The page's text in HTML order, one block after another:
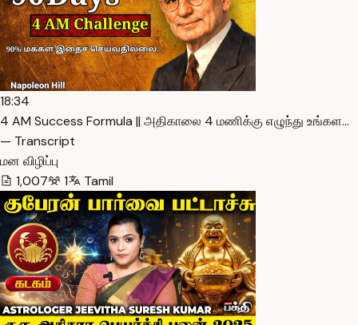
18:34
4 AM Success Formula || அதிகாலை 4 மணிக்கு எழுந்து உங்கள…
— Transcript
மன விழிப்பு
1,007
1 Tamil